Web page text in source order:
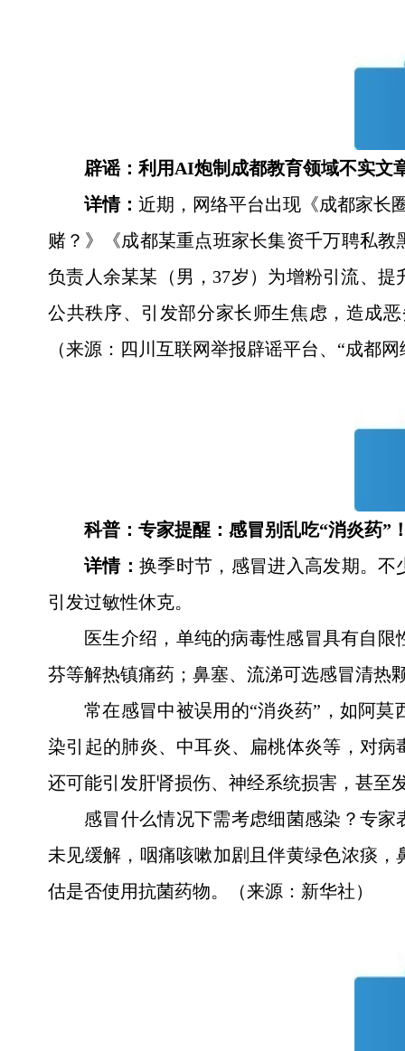
辟谣：利用AI炮制成都教育领域不实文
详情：近期，网络平台出现《成都家长
赌？》《成都某重点班家长集资千万聘私
负责人余某某（男，37岁）为增粉引流、
公共秩序、引发部分家长师生焦虑，造成
（来源：四川互联网举报辟谣平台、“成都
科普：专家提醒：感冒别乱吃“消炎药”
详情：换季时节，感冒进入高发期。不
引发过敏性休克。
医生介绍，单纯的病毒性感冒具有自
芬等解热镇痛药；鼻塞、流涕可选感冒清热
常在感冒中被误用的“消炎药”，如阿
染引起的肺炎、中耳炎、扁桃体炎等，对
还可能引发肝肾损伤、神经系统损害，甚至
感冒什么情况下需考虑细菌感染？专
未见缓解，咽痛咳嗽加剧且伴黄绿色浓痰
估是否使用抗菌药物。（来源：新华社）